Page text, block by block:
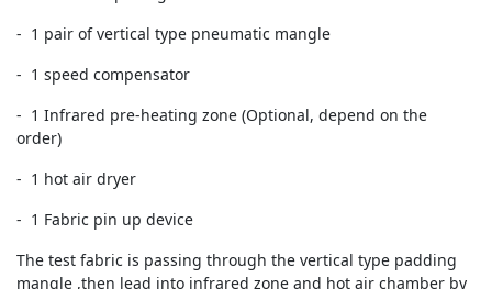
- 1 pair of vertical type pneumatic mangle
- 1 speed compensator
- 1 Infrared pre-heating zone (Optional, depend on the
order)
- 1 hot air dryer
- 1 Fabric pin up device
The test fabric is passing through the vertical type padding
mangle ,then lead into infrared zone and hot air chamber by